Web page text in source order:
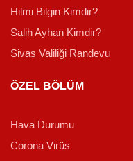
Hilmi Bilgin Kimdir?
Salih Ayhan Kimdir?
Sivas Valiliği Randevu
ÖZEL BÖLÜM
Hava Durumu
Corona Virüs